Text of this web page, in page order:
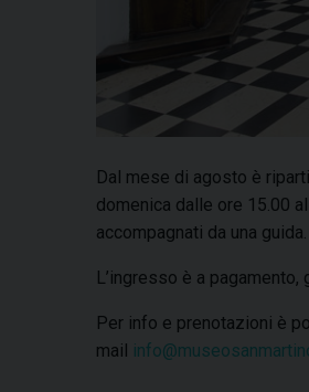
Dal mese di agosto è
domenica dalle ore 15.00
accompagnati da una
L’ingresso è a
Per info e prenotazioni è
mail